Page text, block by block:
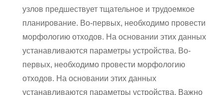
узлов предшествует тщательное и трудоемкое
планирование. Во-первых, необходимо провести
морфологию отходов. На основании этих данных
устанавливаются параметры устройства. Во-
первых, необходимо провести морфологию
отходов. На основании этих данных
устанавливаются параметры устройства. Важно